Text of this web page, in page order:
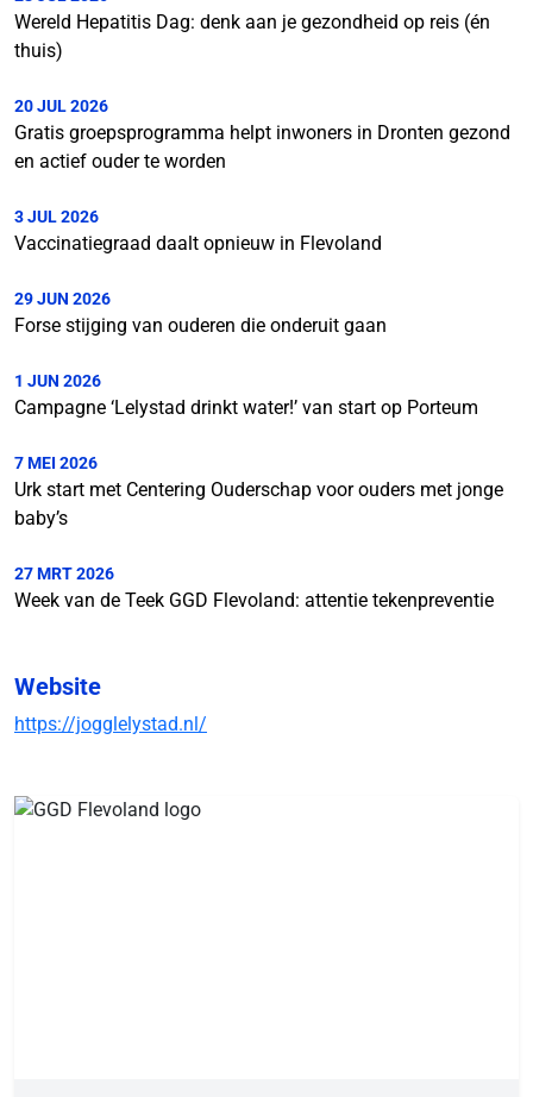
Wereld Hepatitis Dag: denk aan je gezondheid op reis (én
thuis)
20 JUL 2026
Gratis groepsprogramma helpt inwoners in Dronten gezond
en actief ouder te worden
3 JUL 2026
Vaccinatiegraad daalt opnieuw in Flevoland
29 JUN 2026
Forse stijging van ouderen die onderuit gaan
1 JUN 2026
Campagne ‘Lelystad drinkt water!’ van start op Porteum
7 MEI 2026
Urk start met Centering Ouderschap voor ouders met jonge
baby’s
27 MRT 2026
Week van de Teek GGD Flevoland: attentie tekenpreventie
Website
https://jogglelystad.nl/